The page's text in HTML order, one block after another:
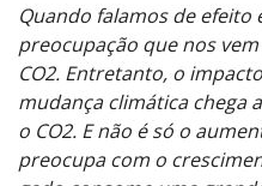
Quando falamos de efeito
preocupação que nos
CO2. Entretanto, o
mudança climática chega
o CO2. E não é só o
preocupa com o